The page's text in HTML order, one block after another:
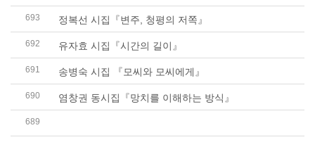
693 정복선 시집『변주, 청평의 저쪽』
692 유자효 시집『시간의 길이』
691 송병숙 시집 『모씨와 모씨에게』
690 염창권 동시집『망치를 이해하는 방식』
689